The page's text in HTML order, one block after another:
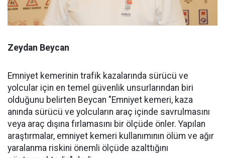
Zeydan Beycan
Emniyet kemerinin trafik kazalarında sürücü ve
yolcular için en temel güvenlik unsurlarından biri
olduğunu belirten Beycan "Emniyet kemeri, kaza
anında sürücü ve yolcuların araç içinde savrulmasını
veya araç dışına fırlamasını bir ölçüde önler. Yapılan
araştırmalar, emniyet kemeri kullanımının ölüm ve ağır
yaralanma riskini önemli ölçüde azalttığını